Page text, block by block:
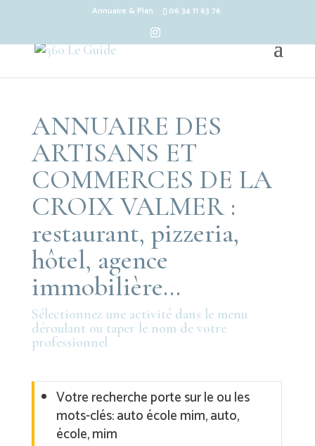
Annuaire & Plan 06 34 11 63 76
ANNUAIRE DES
ARTISANS ET
COMMERCES DE LA
CROIX VALMER :
restaurant, pizzeria,
hôtel, agence
immobilière…
Sélectionnez une activité dans le menu
déroulant ou taper le nom de votre
professionnel
Votre recherche porte sur le ou les
mots-clés: auto école mim, auto,
école, mim